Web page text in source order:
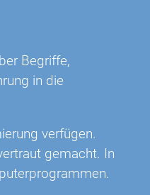
Begriffe,
in die
verfügen.
gemacht. In